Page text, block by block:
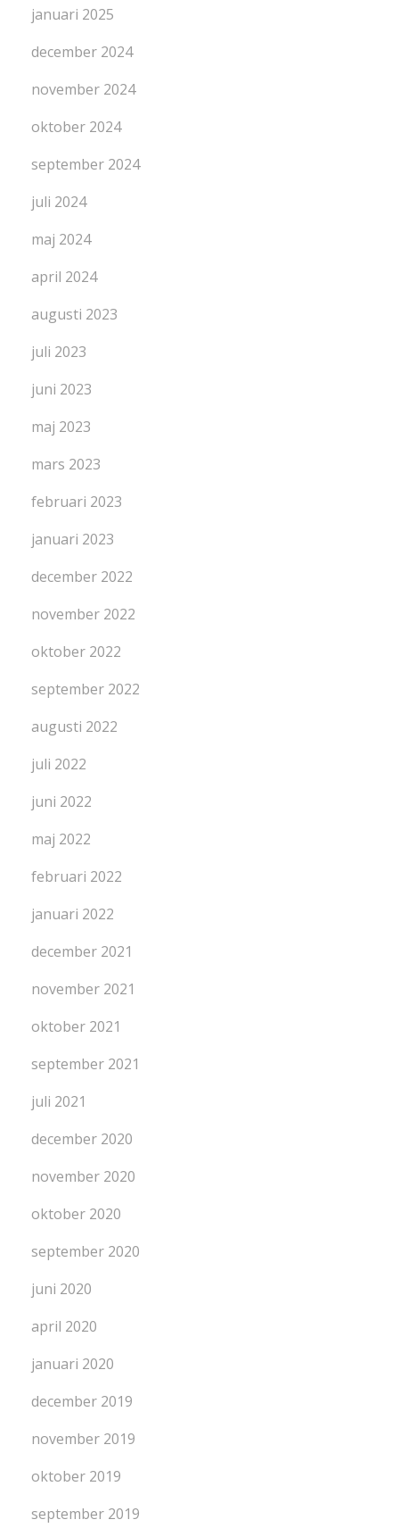
januari 2025
december 2024
november 2024
oktober 2024
september 2024
juli 2024
maj 2024
april 2024
augusti 2023
juli 2023
juni 2023
maj 2023
mars 2023
februari 2023
januari 2023
december 2022
november 2022
oktober 2022
september 2022
augusti 2022
juli 2022
juni 2022
maj 2022
februari 2022
januari 2022
december 2021
november 2021
oktober 2021
september 2021
juli 2021
december 2020
november 2020
oktober 2020
september 2020
juni 2020
april 2020
januari 2020
december 2019
november 2019
oktober 2019
september 2019